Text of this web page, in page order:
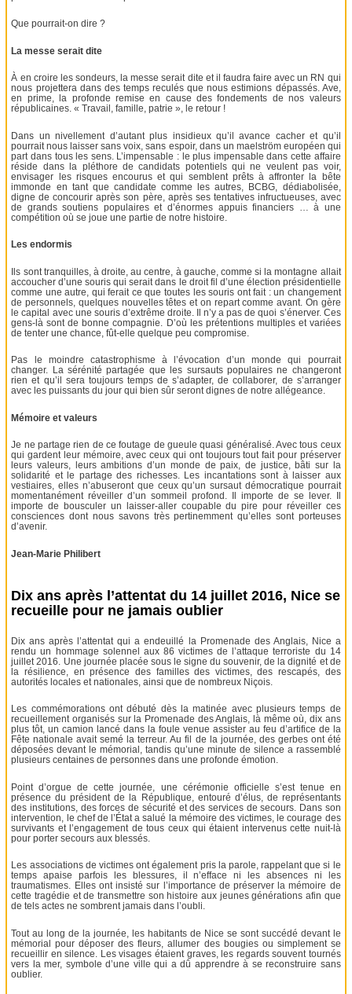
Que pourrait-on dire ?
La messe serait dite
À en croire les sondeurs, la messe serait dite et il faudra faire avec un RN qui
nous projettera dans des temps reculés que nous estimions dépassés. Ave,
en prime, la profonde remise en cause des fondements de nos valeurs
républicaines. « Travail, famille, patrie », le retour !
Dans un nivellement d’autant plus insidieux qu’il avance cacher et qu’il
pourrait nous laisser sans voix, sans espoir, dans un maelström européen qui
part dans tous les sens. L’impensable : le plus impensable dans cette affaire
réside dans la pléthore de candidats potentiels qui ne veulent pas voir,
envisager les risques encourus et qui semblent prêts à affronter la bête
immonde en tant que candidate comme les autres, BCBG, dédiabolisée,
digne de concourir après son père, après ses tentatives infructueuses, avec
de grands soutiens populaires et d’énormes appuis financiers … à une
compétition où se joue une partie de notre histoire.
Les endormis
Ils sont tranquilles, à droite, au centre, à gauche, comme si la montagne allait
accoucher d’une souris qui serait dans le droit fil d’une élection présidentielle
comme une autre, qui ferait ce que toutes les souris ont fait : un changement
de personnels, quelques nouvelles têtes et on repart comme avant. On gère
le capital avec une souris d’extrême droite. Il n’y a pas de quoi s’énerver. Ces
gens-là sont de bonne compagnie. D’où les prétentions multiples et variées
de tenter une chance, fût-elle quelque peu compromise.
Pas le moindre catastrophisme à l’évocation d’un monde qui pourrait
changer. La sérénité partagée que les sursauts populaires ne changeront
rien et qu’il sera toujours temps de s’adapter, de collaborer, de s’arranger
avec les puissants du jour qui bien sûr seront dignes de notre allégeance.
Mémoire et valeurs
Je ne partage rien de ce foutage de gueule quasi généralisé. Avec tous ceux
qui gardent leur mémoire, avec ceux qui ont toujours tout fait pour préserver
leurs valeurs, leurs ambitions d’un monde de paix, de justice, bâti sur la
solidarité et le partage des richesses. Les incantations sont à laisser aux
vestiaires, elles n’abuseront que ceux qu’un sursaut démocratique pourrait
momentanément réveiller d’un sommeil profond. Il importe de se lever. Il
importe de bousculer un laisser-aller coupable du pire pour réveiller ces
consciences dont nous savons très pertinemment qu’elles sont porteuses
d’avenir.
Jean-Marie Philibert
Dix ans après l’attentat du 14 juillet 2016, Nice se
recueille pour ne jamais oublier
Dix ans après l’attentat qui a endeuillé la Promenade des Anglais, Nice a
rendu un hommage solennel aux 86 victimes de l’attaque terroriste du 14
juillet 2016. Une journée placée sous le signe du souvenir, de la dignité et de
la résilience, en présence des familles des victimes, des rescapés, des
autorités locales et nationales, ainsi que de nombreux Niçois.
Les commémorations ont débuté dès la matinée avec plusieurs temps de
recueillement organisés sur la Promenade des Anglais, là même où, dix ans
plus tôt, un camion lancé dans la foule venue assister au feu d’artifice de la
Fête nationale avait semé la terreur. Au fil de la journée, des gerbes ont été
déposées devant le mémorial, tandis qu’une minute de silence a rassemblé
plusieurs centaines de personnes dans une profonde émotion.
Point d’orgue de cette journée, une cérémonie officielle s’est tenue en
présence du président de la République, entouré d’élus, de représentants
des institutions, des forces de sécurité et des services de secours. Dans son
intervention, le chef de l’État a salué la mémoire des victimes, le courage des
survivants et l’engagement de tous ceux qui étaient intervenus cette nuit-là
pour porter secours aux blessés.
Les associations de victimes ont également pris la parole, rappelant que si le
temps apaise parfois les blessures, il n’efface ni les absences ni les
traumatismes. Elles ont insisté sur l’importance de préserver la mémoire de
cette tragédie et de transmettre son histoire aux jeunes générations afin que
de tels actes ne sombrent jamais dans l’oubli.
Tout au long de la journée, les habitants de Nice se sont succédé devant le
mémorial pour déposer des fleurs, allumer des bougies ou simplement se
recueillir en silence. Les visages étaient graves, les regards souvent tournés
vers la mer, symbole d’une ville qui a dû apprendre à se reconstruire sans
oublier.